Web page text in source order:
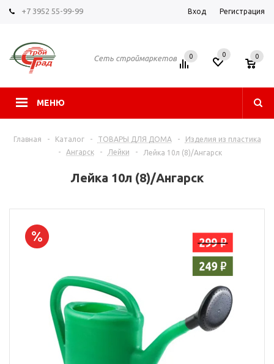
+7 3952 55-99-99 Вход Регистрация
Сеть строймаркетов
МЕНЮ
0 0 0
Главная - Каталог - ТОВАРЫ ДЛЯ ДОМА -
Изделия из пластика
-
Ангарск - Лейки - Лейка 10л (8)/Ангарск
Лейка 10л (8)/Ангарск